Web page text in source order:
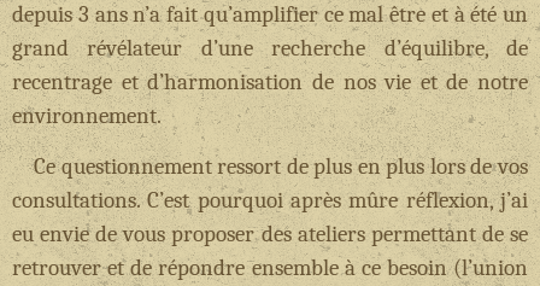
depuis 3 ans n’a fait qu’amplifier ce mal être et à été un
grand révélateur d’une recherche d’équilibre, de
recentrage et d’harmonisation de nos vie et de notre
environnement.
Ce questionnement ressort de plus en plus lors de vos
consultations. C’est pourquoi après mûre réflexion, j’ai
eu envie de vous proposer des ateliers permettant de se
retrouver et de répondre ensemble à ce besoin (l’union